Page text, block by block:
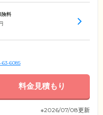
険料
63-6085
料金見積もり
※2026/07/08更新